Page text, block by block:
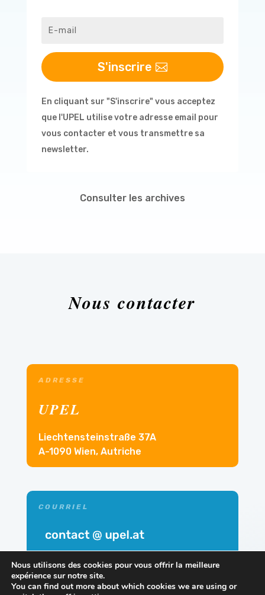
S'inscrire
En cliquant sur "S'inscrire" vous acceptez
que l'UPEL utilise votre adresse email pour
vous contacter et vous transmettre sa
newsletter.
Consulter les archives
Nous contacter
ADRESSE
UPEL
Liechtensteinstraße 37A
A-1090 Wien, Autriche
COURRIEL
Nous utilisons des cookies pour vous offrir la meilleure
expérience sur notre site.
You can find out more about which cookies we are using or